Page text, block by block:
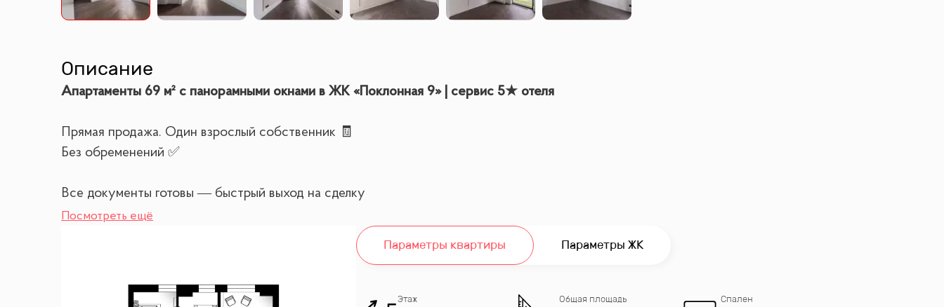
Описание
Апартаменты 69 м² с панорамными окнами в ЖК «Поклонная 9» | сервис 5★ отеля
Прямая продажа. Один взрослый собственник 🧾
Без обременений ✅
Все документы готовы — быстрый выход на сделку
Современные 3-комнатные апартаменты на 12 этаже с стильной отделкой в концепции «Вне времени».
— Мастер-спальня с собственной ванной комнатой
Посмотреть ещё
Параметры квартиры Параметры ЖК
Этаж Общая площадь Спален